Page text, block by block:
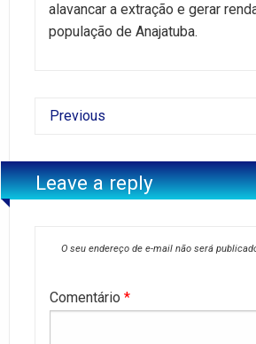
alavancar a extração e gerar
população de Anajatuba.
Previous
Leave a reply
O seu endereço de e-mail não será
Comentário *